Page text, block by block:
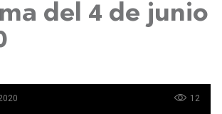
del 4 de junio